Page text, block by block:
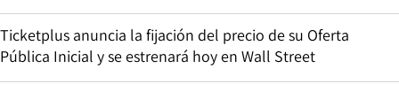
Ticketplus anuncia la fijación del precio de su Oferta
Pública Inicial y se estrenará hoy en Wall Street